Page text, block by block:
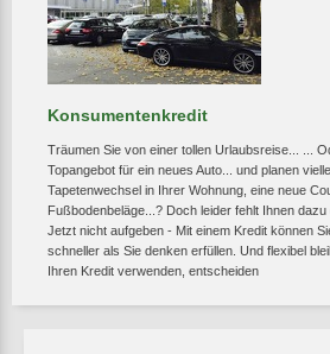
Konsumentenkredit
Träumen Sie von einer tollen Urlaubsreise... ...
Topangebot für ein neues Auto... und planen
Tapetenwechsel in Ihrer Wohnung, eine neue
Fußbodenbeläge...? Doch leider fehlt Ihnen dazu
Jetzt nicht aufgeben - Mit einem Kredit können
schneller als Sie denken erfüllen. Und flexibel
Ihren Kredit verwenden, entscheiden